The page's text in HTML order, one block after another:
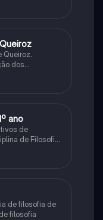
Queiroz.
dos
ano
de
de Filosofia
de filosofia de
filosofia